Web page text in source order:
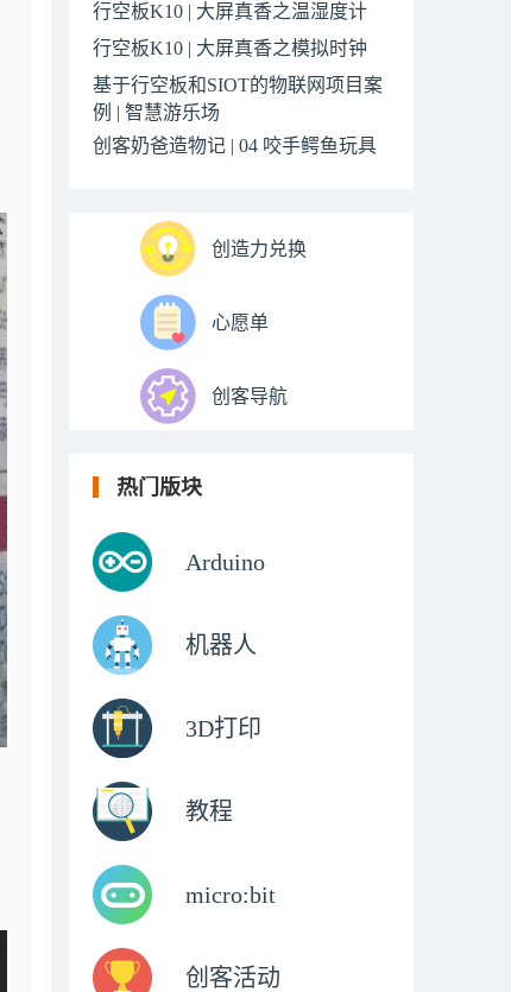
行空板K10 | 大屏真香之温湿度计
行空板K10 | 大屏真香之模拟时钟
基于行空板和SIOT的物联网项目案
例 | 智慧游乐场
创客奶爸造物记 | 04 咬手鳄鱼玩具
创造力兑换
心愿单
创客导航
热门版块
Arduino
机器人
3D打印
教程
micro:bit
创客活动